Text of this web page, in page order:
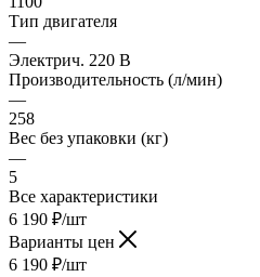
Тип двигателя
—
Электрич. 220 В
Производительность (л/мин)
—
258
Вес без упаковки (кг)
—
5
Все характеристики
6 190 ₽/шт
Варианты цен
6 190 ₽/шт